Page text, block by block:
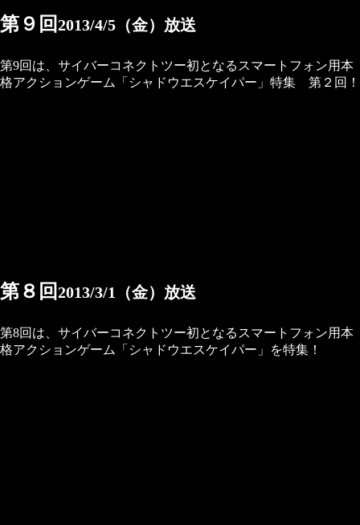
第９回2013/4/5（金）放送
第9回は、サイバーコネクトツー初となるスマートフォン用本
格アクションゲーム「シャドウエスケイパー」特集 第２回！
第８回2013/3/1（金）放送
第8回は、サイバーコネクトツー初となるスマートフォン用本
格アクションゲーム「シャドウエスケイパー」を特集！